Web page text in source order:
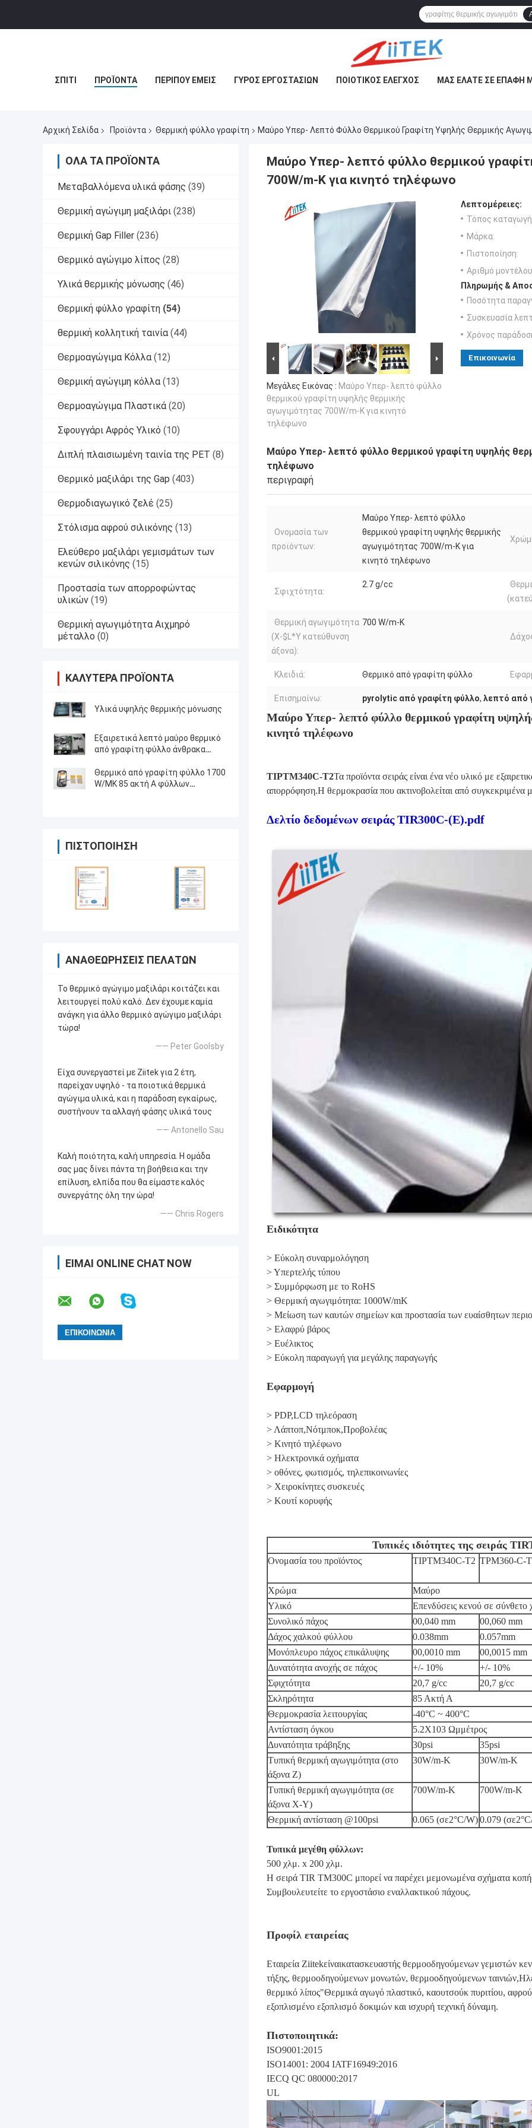
ΣΠΊΤΙ ΠΡΟΪΌΝΤΑ ΠΕΡΊΠΟΥ ΕΜΕΊΣ ΓΎΡΟΣ ΕΡΓΟΣΤΑΣΊΩΝ ΠΟΙΟΤΙΚΌΣ ΈΛΕΓΧΟΣ ΜΑΣ ΕΛΆΤΕ ΣΕ ΕΠΑΦΉ
Αρχική Σελίδα Προϊόντα Θερμική φύλλο γραφίτη Μαύρο Υπερ- Λεπτό Φύλλο Θερμικού Γραφίτη Υψηλής Θερμικής
ΌΛΑ ΤΑ ΠΡΟΪΌΝΤΑ
Μεταβαλλόμενα υλικά φάσης (39)
Θερμική αγώγιμη μαξιλάρι (238)
Θερμική Gap Filler (236)
Θερμικό αγώγιμο λίπος (28)
Υλικά θερμικής μόνωσης (46)
Θερμική φύλλο γραφίτη (54)
θερμική κολλητική ταινία (44)
Θερμοαγώγιμα Κόλλα (12)
Θερμική αγώγιμη κόλλα (13)
Θερμοαγώγιμα Πλαστικά (20)
Σφουγγάρι Αφρός Υλικό (10)
Διπλή πλαισιωμένη ταινία της PET (8)
Θερμικό μαξιλάρι της Gap (403)
Θερμοδιαγωγικό ζελέ (25)
Στόλισμα αφρού σιλικόνης (13)
Ελεύθερο μαξιλάρι γεμισμάτων των
κενών σιλικόνης (15)
Προστασία των απορροφώντας
υλικών (19)
Θερμική αγωγιμότητα Αιχμηρό
μέταλλο (0)
ΚΑΛΎΤΕΡΑ ΠΡΟΪΌΝΤΑ
Υλικά υψηλής θερμικής μόνωσης
Εξαιρετικά λεπτό μαύρο θερμικό
από γραφίτη φύλλο άνθρακα
τηλέφωνο 10W/m-Κ υψηλή
αγωγιμότητα
Θερμικό από γραφίτη φύλλο 1700
W/MK 85 ακτή Α φύλλων
ΠΙΣΤΟΠΟΊΗΣΗ
ΑΝΑΘΕΩΡΉΣΕΙΣ ΠΕΛΑΤΏΝ
Το θερμικό αγώγιμο μαξιλάρι κοιτάζει και
λειτουργεί πολύ καλό. Δεν έχουμε καμία
ανάγκη για άλλο θερμικό αγώγιμο μαξιλάρι
τώρα!
—— Peter Goolsby
Είχα συνεργαστεί με Ziitek για 2 έτη,
παρείχαν υψηλό - τα ποιοτικά θερμικά
αγώγιμα υλικά, και η παράδοση εγκαίρως,
συστήνουν τα αλλαγή φάσης υλικά τους
—— Antonello Sau
Καλή ποιότητα, καλή υπηρεσία. Η ομάδα
σας μας δίνει πάντα τη βοήθεια και την
επίλυση, ελπίδα που θα είμαστε καλός
συνεργάτης όλη την ώρα!
—— Chris Rogers
ΕΊΜΑΙ ONLINE CHAT NOW
Μαύρο Υπερ- λεπτό φύλλο θερμικού
700W/m-K για κινητό τηλέφωνο
Μεγάλες Εικόνας : Μαύρο Υπερ- λεπτό φύλλο
θερμικού γραφίτη υψηλής θερμικής
αγωγιμότητας 700W/m-K για κινητό
τηλέφωνο
Λεπτομέρειες:
Τόπος
Μάρκα:
Πιστοποίηση:
Αριθμό
Πληρωμής &
Ποσότητα
Συσκευασία
Χρόνος
Επικοινωνία
Μαύρο Υπερ- λεπτό φύλλο θερμικού γραφίτη υψηλής
τηλέφωνο
περιγραφή
Ονομασία των
προϊόντων:
Μαύρο Υπερ- λεπτό φύλλο
θερμικού γραφίτη υψηλής θερμικής
αγωγιμότητας 700W/m-K για
κινητό τηλέφωνο
Σφιχτότητα:
2.7 g/cc
Θερμική αγωγιμότητα
(X-$L*Y κατεύθυνση
άξονα):
700 W/m-K
Κλειδιά: Θερμικό από γραφίτη φύλλο
Επισημαίνω: pyrolytic από γραφίτη φύλλο, λεπτό από
Μαύρο Υπερ- λεπτό φύλλο θερμικού γραφίτη
κινητό τηλέφωνο
ΤΙΡTM340C-T2Τα προϊόντα σειράς είναι ένα νέο υλικό με
απορρόφηση.Η θερμοκρασία που ακτινοβολείται από συγκεκριμένα
Δελτίο δεδομένων σειράς TIR300C-(E).pdf
Ειδικότητα
> Εύκολη συναρμολόγηση
> Υπερτελής τύπου
> Συμμόρφωση με το RoHS
> Θερμική αγωγιμότητα: 1000W/mK
> Μείωση των καυτών σημείων και προστασία των ευαίσθητων
> Ελαφρύ βάρος
> Ευέλικτος
> Εύκολη παραγωγή για μεγάλης παραγωγής
Εφαρμογή
> PDP,LCD τηλεόραση
> Λάπτοπ,Νότμποκ,Προβολέας
> Κινητό τηλέφωνο
> Ηλεκτρονικά οχήματα
> οθόνες, φωτισμός, τηλεπικοινωνίες
> Χειροκίνητες συσκευές
> Κουτί κορυφής
Τυπικές ιδιότητες της σειράς
Ονομασία του προϊόντος ΤΙΡTM340C-T2 ΤΡΜ360-C-
Χρώμα
Μαύρο
Υλικό
Επενδύσεις κενού σε
Συνολικό πάχος
00,040 mm
00,060 mm
Δάχος χαλκού φύλλου
0.038mm
0.057mm
Μονόπλευρο πάχος επικάλυψης
00,0010 mm
00,0015 mm
Δυνατότητα ανοχής σε πάχος
+/- 10%
+/- 10%
Σφιχτότητα
20,7 g/cc
20,7 g/cc
Σκληρότητα
85 Ακτή Α
Θερμοκρασία λειτουργίας
-40°C ~ 400°C
Αντίσταση όγκου
5.2X103 Ωμμέτρος
Δυνατότητα τράβηξης
30psi
35psi
Τυπική θερμική αγωγιμότητα (στο
άξονα Z)
30W/m-K 30W/m-K
Τυπική θερμική αγωγιμότητα (σε
άξονα X-Y)
700W/m-K 700W/m-K
Θερμική αντίσταση @100psi 0.065 (σε2°C/W)0.079
Τυπικά μεγέθη φύλλων:
500 χλμ. x 200 χλμ.
Η σειρά TIR TM300C μπορεί να παρέχει μεμονωμένα σχήματα
Συμβουλευτείτε το εργοστάσιο εναλλακτικού πάχους.
Προφίλ εταιρείας
Εταιρεία Ziitekείναικατασκευαστής θερμοοδηγούμενων γεμιστών
τήξης, θερμοοδηγούμενων μονωτών, θερμοοδηγούμενων
θερμικό λίπος"Θερμικά αγωγό πλαστικό, καουτσούκ πυριτίου,
εξοπλισμένο εξοπλισμό δοκιμών και ισχυρή τεχνική δύναμη.
Πιστοποιητικά:
ISO9001:2015
ISO14001: 2004 IATF16949:2016
IECQ QC 080000:2017
UL